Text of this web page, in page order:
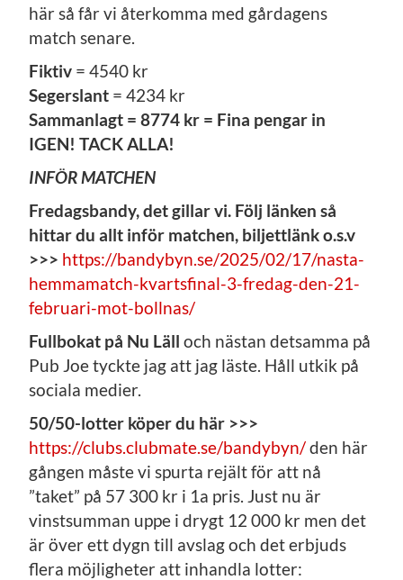
här så får vi återkomma med gårdagens
match senare.
Fiktiv = 4540 kr
Segerslant = 4234 kr
Sammanlagt = 8774 kr = Fina pengar in
IGEN! TACK ALLA!
INFÖR MATCHEN
Fredagsbandy, det gillar vi. Följ länken så
hittar du allt inför matchen, biljettlänk o.s.v
>>> https://bandybyn.se/2025/02/17/nasta-
hemmamatch-kvartsfinal-3-fredag-den-21-
februari-mot-bollnas/
Fullbokat på Nu Läll och nästan detsamma på
Pub Joe tyckte jag att jag läste. Håll utkik på
sociala medier.
50/50-lotter köper du här >>>
https://clubs.clubmate.se/bandybyn/den här
gången måste vi spurta rejält för att nå
”taket” på 57 300 kr i 1a pris. Just nu är
vinstsumman uppe i drygt 12 000 kr men det
är över ett dygn till avslag och det erbjuds
flera möjligheter att inhandla lotter: